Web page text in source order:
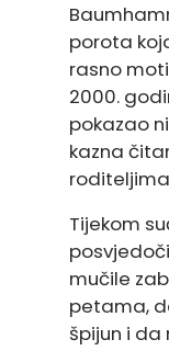
porota
rasno
2000.
pokazao
kazna
Tijekom
mučile
petama,
špijun i da